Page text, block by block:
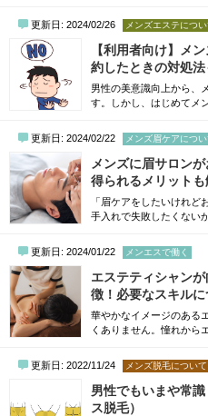
口コミや料金体系を徹底
容をしっかり確認する」
よくある5つのトラブル
口、そして安全なサロン
更新日: 2024/02/26 メンズエステについ
【利用者向け】メ
約したときの対処
男性の美意識向上から、
す。しかし、はじめてメ
く勧誘されるかもしれな
しょう。そこで本記事で
手な断り方をご紹介しま
るか不安な方は、ぜひ参
更新日: 2024/02/22 メンズ眉ケアについ
メンズに眉サロン
得られるメリットも
「眉ケアをしたいけれ
手入れで失敗したくない
美容に関心を持つ男性は
として手を出しやすい部
に眉をケアするべきかわ
そこで今回は、眉サロン
更新日: 2024/01/22 メンエスで働く
エステティシャン
徴！必要なスキル
華やかなイメージのある
くありません。憧れから
仕事とかけ離れていると
ん。そこで本記事では、
きな人の特徴を詳しく解
ている人に共通する5つの
更新日: 2022/11/24 メンズ脱毛について
男性でもいまや常
ス脱毛）